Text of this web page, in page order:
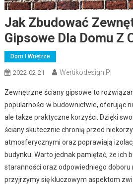
Jak Zbudować
Gipsowe Dla Domu Z
Dom I Wnętrze
2022-02-21 Wertikodesign.pl
Zewnętrzne ściany gipsowe to
popularności w budownictwie, oferując
ale także praktyczne korzyści. Dzięki
ściany skutecznie chronią przed
atmosferycznymi oraz poprawiają
budynku. Warto jednak pamiętać, że ich
staranności oraz odpowiedniego doboru
przyjrzymy się kluczowym aspektom